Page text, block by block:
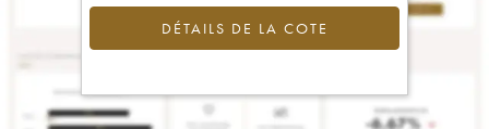
DÉTAILS DE LA COTE